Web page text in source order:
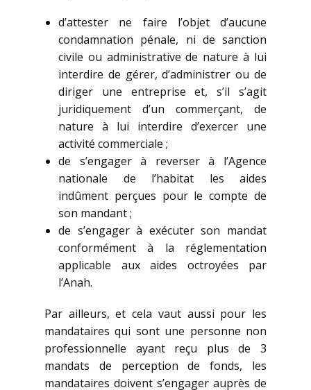
d’attester ne faire l’objet d’aucune
condamnation pénale, ni de sanction
civile ou administrative de nature à lui
interdire de gérer, d’administrer ou de
diriger une entreprise et, s’il s’agit
juridiquement d’un commerçant, de
nature à lui interdire d’exercer une
activité commerciale ;
de s’engager à reverser à l’Agence
nationale de l’habitat les aides
indûment perçues pour le compte de
son mandant ;
de s’engager à exécuter son mandat
conformément à la réglementation
applicable aux aides octroyées par
l’Anah.
Par ailleurs, et cela vaut aussi pour les
mandataires qui sont une personne non
professionnelle ayant reçu plus de 3
mandats de perception de fonds, les
mandataires doivent s’engager auprès de